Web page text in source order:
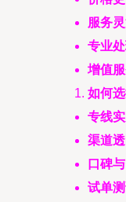
服务
专业
增值
如何
专线
渠道
口碑
试单